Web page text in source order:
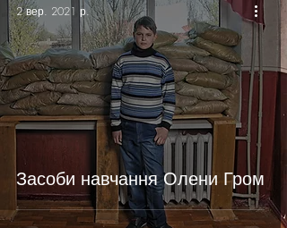
Засоби навчання Олени Гром
2 вер. 2021 р.